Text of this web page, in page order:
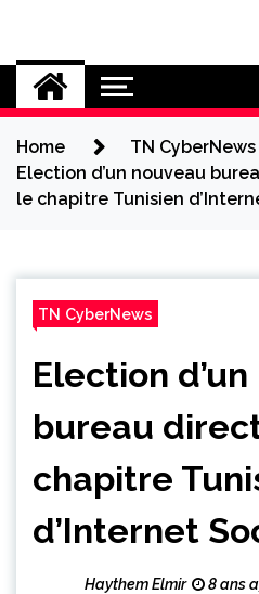
content
Cybersecurity News
Home
TN CyberNews
Election d’un nouveau
le chapitre Tunisien
TN CyberNews
Election
bureau
chapitre
d’Internet
Haythem Elmir 8 ans